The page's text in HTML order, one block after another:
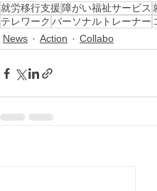
就労移行支援障がい福祉サービス
テレワーク パーソナルトレーナー
News Action Collabo